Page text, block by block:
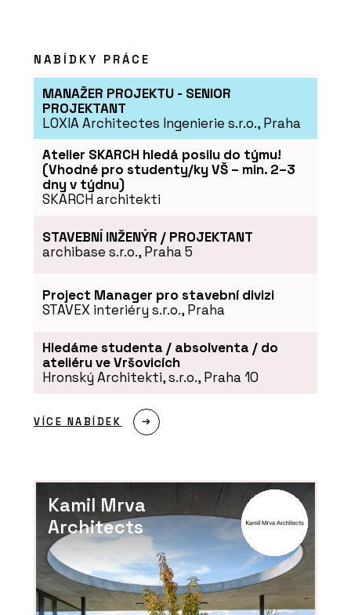
NABÍDKY PRÁCE
MANAŽER PROJEKTU - SENIOR
PROJEKTANT
LOXIA Architectes Ingenierie s.r.o., Praha
Atelier SKARCH hledá posilu do týmu!
(Vhodné pro studenty/ky VŠ – min. 2–3
dny v týdnu)
SKARCH architekti
STAVEBNÍ INŽENÝR / PROJEKTANT
archibase s.r.o., Praha 5
Project Manager pro stavební divizi
STAVEX interiéry s.r.o., Praha
Hledáme studenta / absolventa / do
ateliéru ve Vršovicích
Hronský Architekti, s.r.o., Praha 10
VÍCE NABÍDEK
Kamil Mrva
Architects